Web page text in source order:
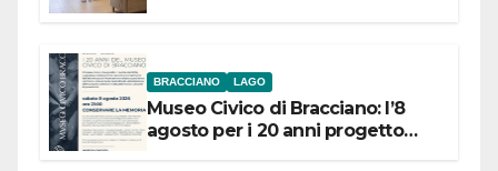
BRACCIANO LAGO
Museo Civico di Bracciano: l’8
agosto per i 20 anni progetto